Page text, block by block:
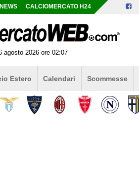
CALCIOMERCATO H24
agosto 2026 ore 02:07
Estero Calendari Scommesse